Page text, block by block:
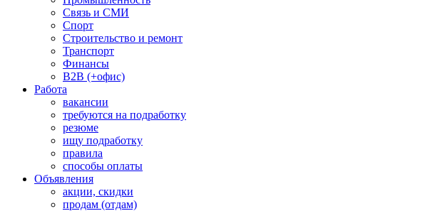
Связь и СМИ
Спорт
Строительство и ремонт
Транспорт
Финансы
B2B (+офис)
Работа
вакансии
требуются на подработку
резюме
ищу подработку
правила
способы оплаты
Объявления
акции, скидки
продам (отдам)